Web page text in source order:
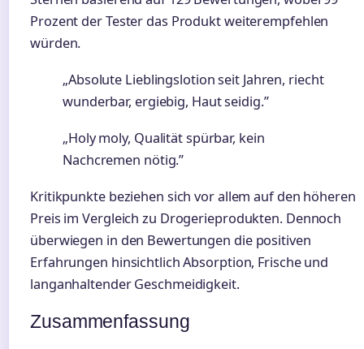
Prozent der Tester das Produkt weiterempfehlen
würden.
„Absolute Lieblingslotion seit Jahren, riecht
wunderbar, ergiebig, Haut seidig.”
„Holy moly, Qualität spürbar, kein
Nachcremen nötig.”
Kritikpunkte beziehen sich vor allem auf den höheren
Preis im Vergleich zu Drogerieprodukten. Dennoch
überwiegen in den Bewertungen die positiven
Erfahrungen hinsichtlich Absorption, Frische und
langanhaltender Geschmeidigkeit.
Zusammenfassung